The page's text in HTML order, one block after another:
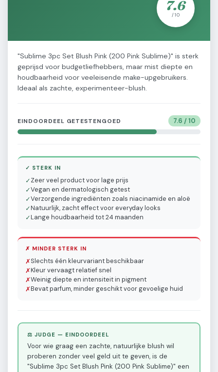
7.6
/ 10
"Sublime 3pc Set Blush Pink (200 Pink Sublime)" is sterk
geprijsd voor budgetliefhebbers, maar mist diepte en
houdbaarheid voor veeleisende make-upgebruikers.
Ideaal als zachte, experimenteer-blush.
EINDOORDEEL GETESTENGOED 7.6 / 10
✓ STERK IN
✓Zeer veel product voor lage prijs
✓Vegan en dermatologisch getest
✓Verzorgende ingrediënten zoals niacinamide en aloë
✓Natuurlijk, zacht effect voor everyday looks
✓Lange houdbaarheid tot 24 maanden
✗ MINDER STERK IN
✗Slechts één kleurvariant beschikbaar
✗Kleur vervaagt relatief snel
✗Weinig diepte en intensiteit in pigment
✗Bevat parfum, minder geschikt voor gevoelige huid
⚖️ JUDGE — EINDOORDEEL
Voor wie graag een zachte, natuurlijke blush wil
proberen zonder veel geld uit te geven, is de
"Sublime 3pc Set Blush Pink (200 Pink Sublime)" een